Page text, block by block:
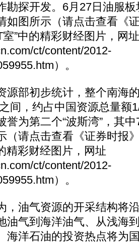
勘探开发。6月27日油服
如图所示（请点击查看《
”中的精彩财经图片，网址
ct/content/2012-
）。
部初步统计，整个南海
间，约占中国资源总量额
誉为第二个“波斯湾”，其
（请点击查看《证券时报
精彩财经图片，网址
ct/content/2012-
）。
油气资源的开采结构将
油气到海洋油气、从浅海
海洋石油的投资热点将为